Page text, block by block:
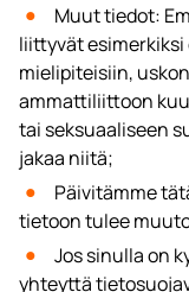
Muut tiedot:
liittyvät
mielipiteisiin,
ammattiliittoon
tai seksuaaliseen
jakaa niitä;
Päivitämme
tietoon tulee
Jos sinulla on
yhteyttä